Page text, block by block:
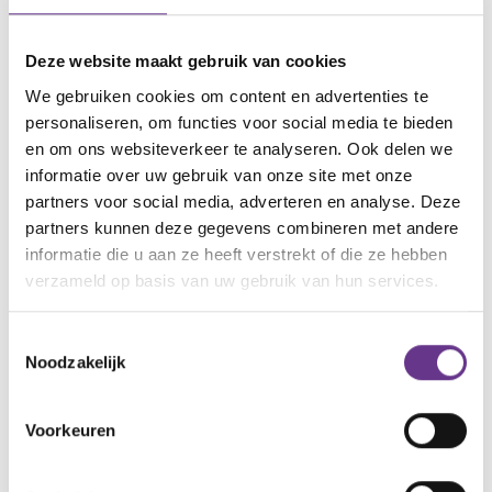
Deze website maakt gebruik van cookies
We gebruiken cookies om content en advertenties te
personaliseren, om functies voor social media te bieden
en om ons websiteverkeer te analyseren. Ook delen we
informatie over uw gebruik van onze site met onze
partners voor social media, adverteren en analyse. Deze
partners kunnen deze gegevens combineren met andere
informatie die u aan ze heeft verstrekt of die ze hebben
verzameld op basis van uw gebruik van hun services.
Noodzakelijk
Voorkeuren
“Op dit moment zijn we met name bezig met de
vraag: Hoe geven we de samenwerking goed vorm?
We zijn in gesprek met een directeur en
locatiemanager van Philadelphia en bespreken
onder andere wat we op bepaalde momenten doen.
Dat beslissen we samen en dat vind ik fantastisch.
Als ouders hebben we inzicht in de financiën en
kunnen we keuzes maken. Bij een reguliere
voldongen feiten gesteld. Ik heb het meegemaakt
die pas twee weken van tevoren werd